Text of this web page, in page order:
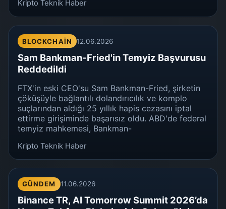
Kripto Teknik Haber
BLOCKCHAIN 12.06.2026
Sam Bankman-Fried'in Temyiz Başvurusu
Reddedildi
FTX'in eski CEO'su Sam Bankman-Fried, şirketin
çöküşüyle bağlantılı dolandırıcılık ve komplo
suçlarından aldığı 25 yıllık hapis cezasını iptal
ettirme girişiminde başarısız oldu. ABD'de federal
temyiz mahkemesi, Bankman-
Kripto Teknik Haber
GÜNDEM 11.06.2026
Binance TR, AI Tomorrow Summit 2026’da